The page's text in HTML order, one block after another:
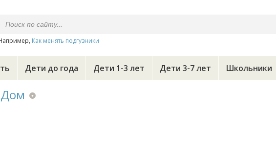
Как менять подгузники
Дети до года Дети 1-3 лет Дети 3-7 лет Школьники
Дом